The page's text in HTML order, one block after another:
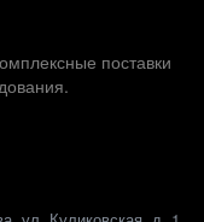
поставки